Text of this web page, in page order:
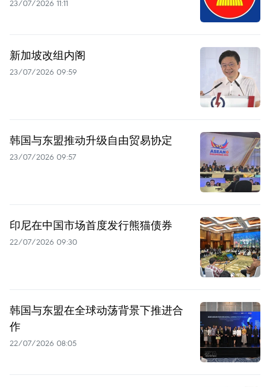
23/07/2026 11:11
新加坡改组内阁
23/07/2026 09:59
韩国与东盟推动升级自由贸易协定
23/07/2026 09:57
印尼在中国市场首度发行熊猫债券
22/07/2026 09:30
韩国与东盟在全球动荡背景下推进合
作
22/07/2026 08:05